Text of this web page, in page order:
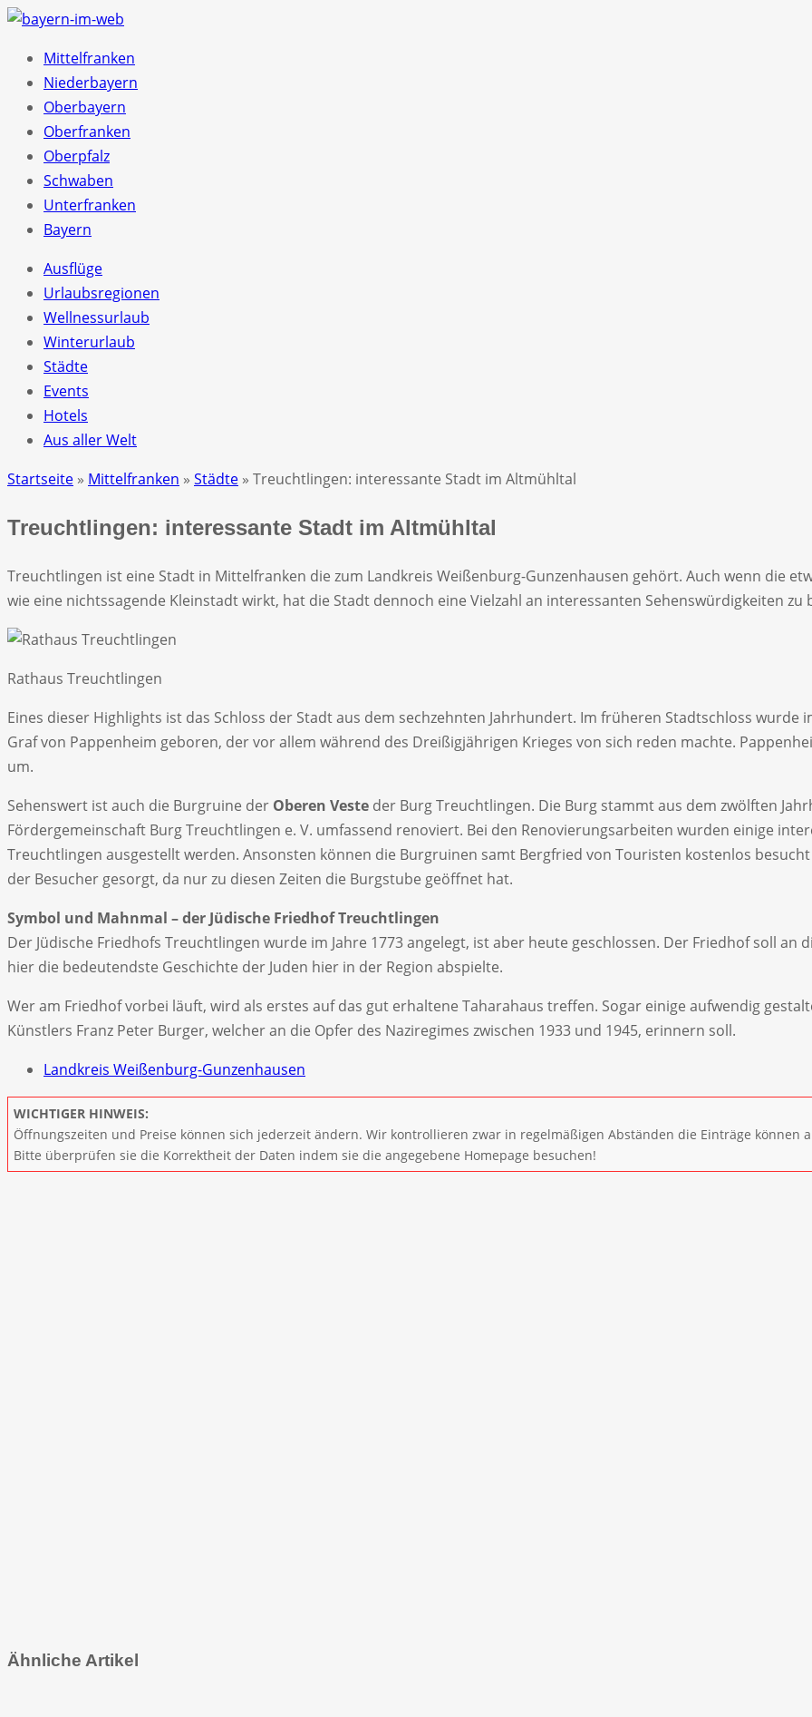
Mittelfranken
Niederbayern
Oberbayern
Oberfranken
Oberpfalz
Schwaben
Unterfranken
Bayern
Ausflüge
Urlaubsregionen
Wellnessurlaub
Winterurlaub
Städte
Events
Hotels
Aus aller Welt
Startseite » Mittelfranken » Städte » Treuchtlingen: interessante Stadt im Altmühltal
Treuchtlingen: interessante Stadt im Altmühltal
Treuchtlingen ist eine Stadt in Mittelfranken die zum Landkreis Weißenburg-Gunzenhausen gehört. Auch wenn die
wie eine nichtssagende Kleinstadt wirkt, hat die Stadt dennoch eine Vielzahl an interessanten Sehenswürdigkeiten zu
Rathaus Treuchtlingen
Eines dieser Highlights ist das Schloss der Stadt aus dem sechzehnten Jahrhundert. Im früheren Stadtschloss
Graf von Pappenheim geboren, der vor allem während des Dreißigjährigen Krieges von sich reden machte.
um.
Sehenswert ist auch die Burgruine der Oberen Veste der Burg Treuchtlingen. Die Burg stammt aus dem zwölften
Fördergemeinschaft Burg Treuchtlingen e. V. umfassend renoviert. Bei den Renovierungsarbeiten wurden einige
Treuchtlingen ausgestellt werden. Ansonsten können die Burgruinen samt Bergfried von Touristen kostenlos
der Besucher gesorgt, da nur zu diesen Zeiten die Burgstube geöffnet hat.
Symbol und Mahnmal – der Jüdische Friedhof Treuchtlingen
Der Jüdische Friedhofs Treuchtlingen wurde im Jahre 1773 angelegt, ist aber heute geschlossen. Der Friedhof soll
hier die bedeutendste Geschichte der Juden hier in der Region abspielte.
Wer am Friedhof vorbei läuft, wird als erstes auf das gut erhaltene Taharahaus treffen. Sogar einige aufwendig
Künstlers Franz Peter Burger, welcher an die Opfer des Naziregimes zwischen 1933 und 1945, erinnern soll.
Landkreis Weißenburg-Gunzenhausen
WICHTIGER HINWEIS:
Öffnungszeiten und Preise können sich jederzeit ändern. Wir kontrollieren zwar in regelmäßigen Abständen die Einträge können
Bitte überprüfen sie die Korrektheit der Daten indem sie die angegebene Homepage besuchen!
Ähnliche Artikel